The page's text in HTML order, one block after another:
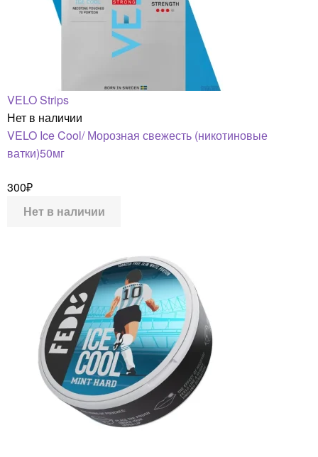
VELO Strips
Нет в наличии
VELO Ice Cool/ Морозная свежесть (никотиновые
ватки)50мг
300₽
Нет в наличии